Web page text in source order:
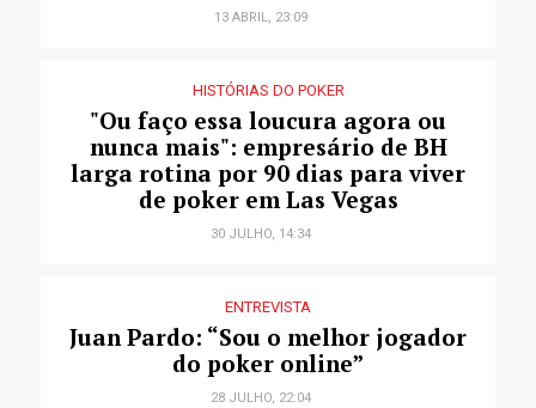
13 ABRIL, 23:09
HISTÓRIAS DO POKER
"Ou faço essa loucura agora ou
nunca mais": empresário de BH
larga rotina por 90 dias para viver
de poker em Las Vegas
30 JULHO, 14:34
ENTREVISTA
Juan Pardo: “Sou o melhor jogador
do poker online”
28 JULHO, 22:04